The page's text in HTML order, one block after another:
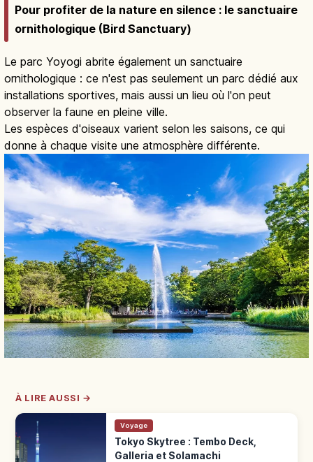
Pour profiter de la nature en silence : le sanctuaire
ornithologique (Bird Sanctuary)
Le parc Yoyogi abrite également un sanctuaire
ornithologique : ce n'est pas seulement un parc dédié aux
installations sportives, mais aussi un lieu où l'on peut
observer la faune en pleine ville.
Les espèces d'oiseaux varient selon les saisons, ce qui
donne à chaque visite une atmosphère différente.
À LIRE AUSSI →
Voyage
Tokyo Skytree : Tembo Deck,
Galleria et Solamachi